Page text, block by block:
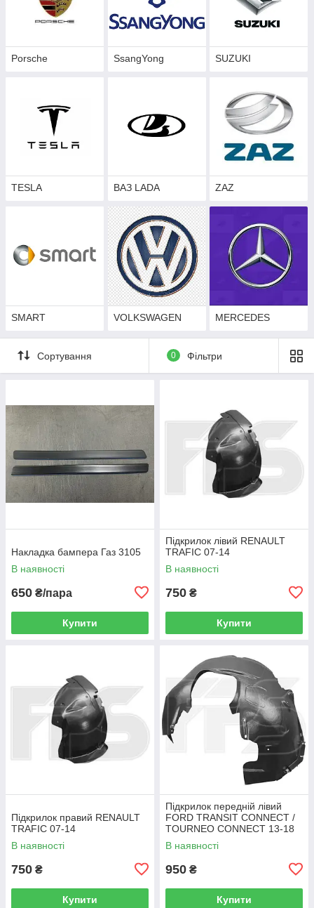
Porsche SsangYong SUZUKI
TESLA ВАЗ LADA ZAZ
SMART VOLKSWAGEN MERCEDES
Сортування 0 Фільтри
Накладка бампера Газ 3105
В наявності
650 ₴/пара
Купити
Підкрилок лівий RENAULT
TRAFIC 07-14
В наявності
750 ₴
Купити
Підкрилок правий RENAULT
TRAFIC 07-14
В наявності
750 ₴
Купити
Підкрилок передній лівий
FORD TRANSIT CONNECT /
TOURNEO CONNECT 13-18
В наявності
950 ₴
Купити